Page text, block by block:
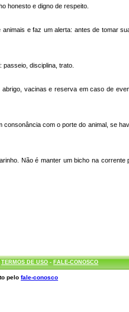
honesto e digno de respeito.
e faz um alerta: antes de tomar
passeio, disciplina, trato.
vacinas e reserva em caso de
com o porte do animal, se
Não é manter um bicho na corrente
TERMOS DE USO- FALE-CONOSCO
pelofale-conosco